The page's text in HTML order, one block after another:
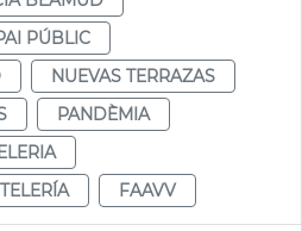
PÚBLIC
NUEVAS TERRAZAS
PANDÈMIA
FAAVV